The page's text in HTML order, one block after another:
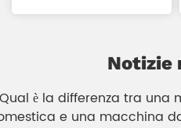
Notizie
Qual è la differenza tra una
e una macchina